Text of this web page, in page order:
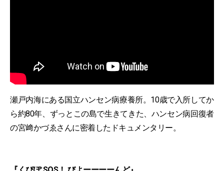
瀬戸内海にある国立ハンセン病療養所。10歳で入所してか
ら約80年、ずっとこの島で生きてきた、ハンセン病回復者
の宮﨑かづゑさんに密着したドキュメンタリー。